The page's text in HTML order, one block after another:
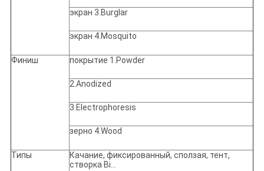
экран 3.Burglar
экран 4.Mosquito
Финиш покрытие 1.Powder
2.Anodized
3.Electrophoresis
зерно 4.Wood
Типы
Качание, фиксированный, сползая, тент,
створка Bi…